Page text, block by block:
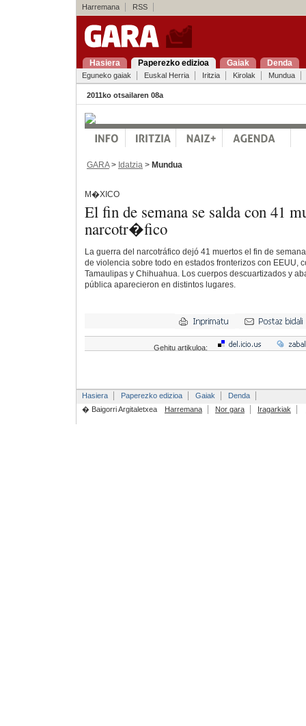
Harremana RSS
Hasiera Paperezko edizioa Gaiak Denda
Eguneko gaiak Euskal Herria Iritzia Kirolak Mundua
2011ko otsailaren 08a
GARA> Idatzia > Mundua
M�XICO
El fin de semana se salda con 41
narcotr�fico
La guerra del narcotráfico dejó 41 muertos el fin de
de violencia sobre todo en estados fronterizos con EEUU,
Tamaulipas y Chihuahua. Los cuerpos descuartizados y
pública aparecieron en distintos lugares.
Gehitu artikuloa:
Hasiera Paperezko edizioa Gaiak
Denda
� Baigorri Argitaletxea
Harremana Nor gara Iragarkiak